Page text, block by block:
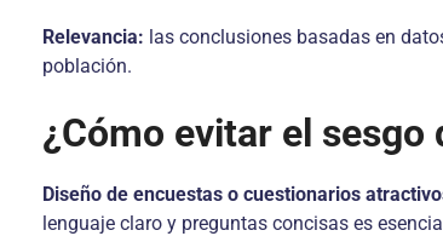
Relevancia: las conclusiones basadas en
población.
¿Cómo evitar el sesgo
Diseño de encuestas o cuestionarios
lenguaje claro y preguntas concisas es